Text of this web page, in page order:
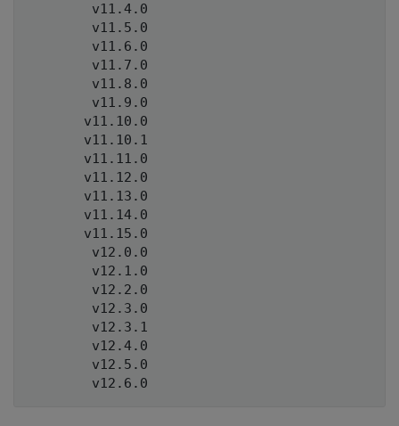
        v11.4.0
        v11.5.0
        v11.6.0
        v11.7.0
        v11.8.0
        v11.9.0
       v11.10.0
       v11.10.1
       v11.11.0
       v11.12.0
       v11.13.0
       v11.14.0
       v11.15.0
        v12.0.0
        v12.1.0
        v12.2.0
        v12.3.0
        v12.3.1
        v12.4.0
        v12.5.0